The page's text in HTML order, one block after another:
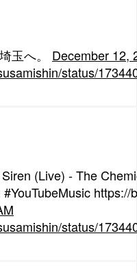
玉へ。 December 12,
status/
(Live) - The
https://
status/